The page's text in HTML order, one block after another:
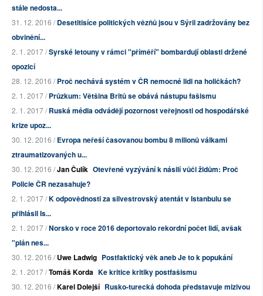
stále nedosta...
31. 12. 2016 /Desetitisíce politických vězňů jsou v Sýrii zadržovány bez
obvinění...
2. 1. 2017 /Syrské letouny v rámci "příměří" bombardují oblasti držené
opozicí
28. 12. 2016 /Proč nechává systém v ČR nemocné lidi na holičkách?
2. 1. 2017 /Průzkum: Většina Britů se obává nástupu fašismu
2. 1. 2017 /Ruská média odvádějí pozornost veřejnosti od hospodářské
krize upoz...
30. 12. 2016 /Evropa neřeší časovanou bombu 8 milionů válkami
ztraumatizovaných u...
30. 12. 2016 /Jan Čulík Otevřené vyzývání k násilí vůči židům: Proč
Policie ČR nezasahuje?
2. 1. 2017 /K odpovědnosti za silvestrovský atentát v Istanbulu se
přihlásil Is...
2. 1. 2017 /Norsko v roce 2016 deportovalo rekordní počet lidí, avšak
"plán nes...
30. 12. 2016 /Uwe Ladwig Postfaktický věk aneb Je to k popukání
2. 1. 2017 /Tomáš Korda Ke kritice kritiky postfašismu
30. 12. 2016 /Karel Dolejší Rusko-turecká dohoda představuje mizivou